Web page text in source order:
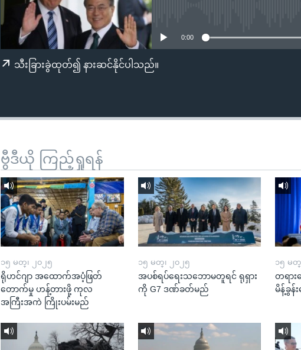
0:00
သီးခြားခွဲထုတ်၍ နားဆင်နိုင်ပါသည်။
ဗွီဒီယို ကြည့်ရှုရန်
၁၅ မတ္၊ ၂၀၂၅
ရိုဟင်ဂျာ အထောက်အပံ့ဖြတ်
တောက်မှု ဟန့်တားဖို့ ကုလ
အကြီးအကဲ ကြိုးပမ်းမည်
၁၅ မတ္၊ ၂၀၂၅
အပစ်ရပ်ရေးသဘောမတူရင် ရုရှား
ကို G7 ဒဏ်ခတ်မည်
၁၅ မတ္
တရား
မိန့်ခွန်း